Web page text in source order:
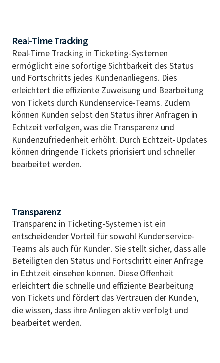
Real-Time Tracking
Real-Time Tracking in Ticketing-Systemen
ermöglicht eine sofortige Sichtbarkeit des Status
und Fortschritts jedes Kundenanliegens. Dies
erleichtert die effiziente Zuweisung und Bearbeitung
von Tickets durch Kundenservice-Teams. Zudem
können Kunden selbst den Status ihrer Anfragen in
Echtzeit verfolgen, was die Transparenz und
Kundenzufriedenheit erhöht. Durch Echtzeit-Updates
können dringende Tickets priorisiert und schneller
bearbeitet werden.
Transparenz
Transparenz in Ticketing-Systemen ist ein
entscheidender Vorteil für sowohl Kundenservice-
Teams als auch für Kunden. Sie stellt sicher, dass alle
Beteiligten den Status und Fortschritt einer Anfrage
in Echtzeit einsehen können. Diese Offenheit
erleichtert die schnelle und effiziente Bearbeitung
von Tickets und fördert das Vertrauen der Kunden,
die wissen, dass ihre Anliegen aktiv verfolgt und
bearbeitet werden.